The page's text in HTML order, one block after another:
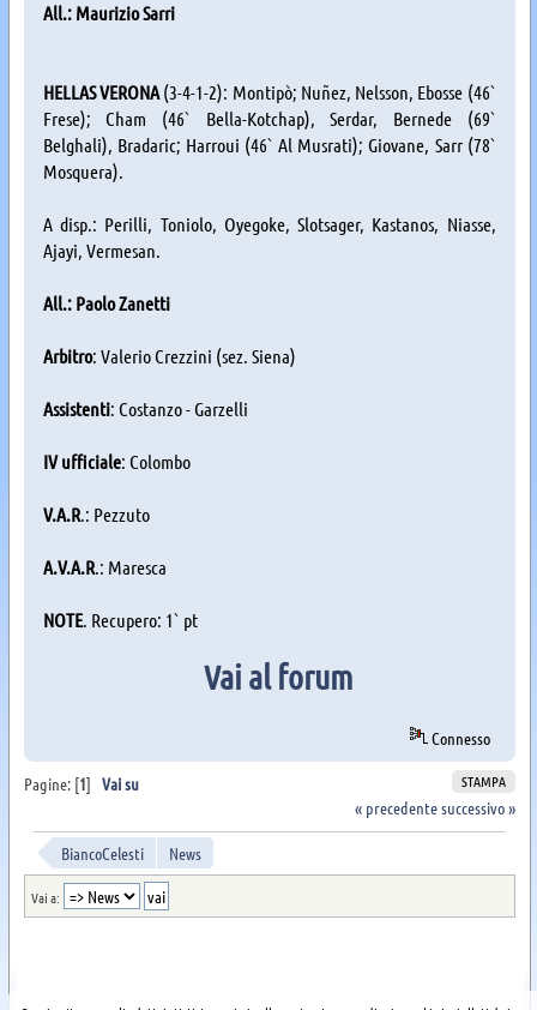
All.: Maurizio Sarri
HELLAS VERONA(3-4-1-2): Montipò; Nuñez, Nelsson, Ebosse (46`
Frese); Cham (46` Bella-Kotchap), Serdar, Bernede (69`
Belghali), Bradaric; Harroui (46` Al Musrati); Giovane, Sarr (78`
Mosquera).
A disp.: Perilli, Toniolo, Oyegoke, Slotsager, Kastanos, Niasse,
Ajayi, Vermesan.
All.: Paolo Zanetti
Arbitro: Valerio Crezzini (sez. Siena)
Assistenti: Costanzo - Garzelli
IV ufficiale: Colombo
V.A.R.: Pezzuto
A.V.A.R.: Maresca
NOTE. Recupero: 1` pt
Vai al forum
Connesso
STAMPA
Pagine: [1] Vai su
« precedentesuccessivo »
BiancoCelesti News
Vai a: